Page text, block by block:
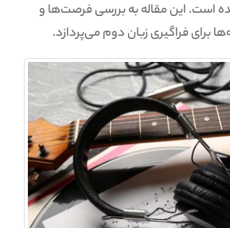
است. این مقاله به بررسی فرصت‌ها و
برای فراگیری زبان دوم می‌پردازد.